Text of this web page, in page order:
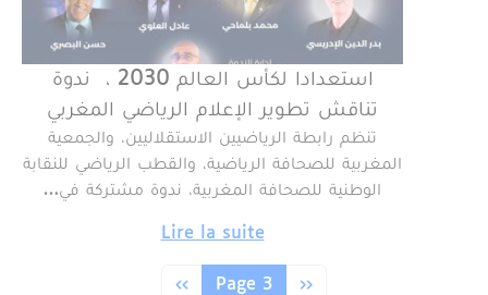
استعدادا لكأس العالم 2030 ، ندوة
تناقش تطوير الإعلام الرياضي المغربي
تنظم رابطة الرياضيين الاستقلاليين، والجمعية
المغربية للصحافة الرياضية، والقطب الرياضي للنقابة
الوطنية للصحافة المغربية، ندوة مشتركة في…
Lire la suite
Page précédente
‹‹ Page 3 Page suivante
››